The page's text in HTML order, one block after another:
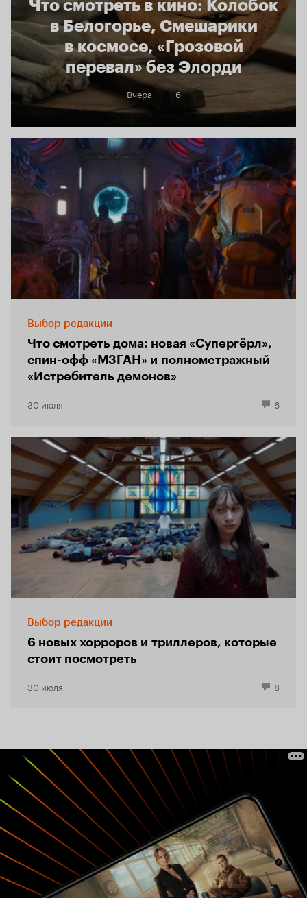
Что смотреть в кино: Колобок
в Белогорье, Смешарики
в космосе, «Грозовой
перевал» без Элорди
Вчера 6
Выбор редакции
Что смотреть дома: новая «Супергёрл»,
спин-офф «М3ГАН» и полнометражный
«Истребитель демонов»
30 июля 6
Выбор редакции
6 новых хорроров и триллеров, которые
стоит посмотреть
30 июля 8